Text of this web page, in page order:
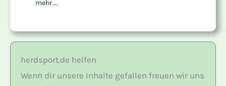
mehr ...
herdsport.de helfen
Wenn dir unsere Inhalte gefallen freuen wir uns